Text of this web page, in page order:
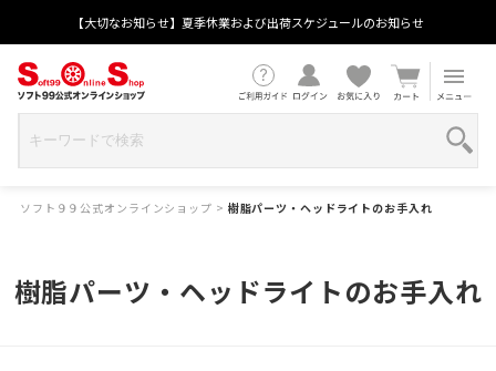
【大切なお知らせ】夏季休業および出荷スケジュールのお知らせ
ソフト９９公式オンラインショップ > 樹脂パーツ・ヘッドライトのお手入れ
樹脂パーツ・ヘッドライトのお手入れ